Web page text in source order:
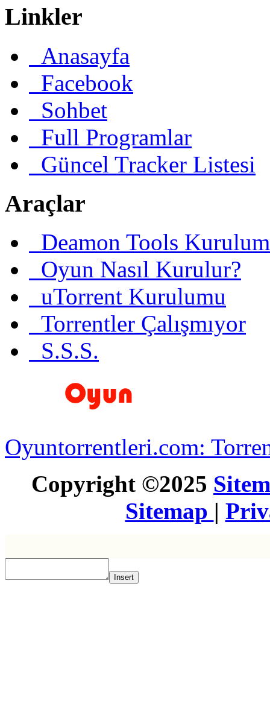
Linkler
Anasayfa
Facebook
Sohbet
Full Programlar
Güncel Tracker Listesi
Araçlar
Deamon Tools
Oyun Nasıl Kurulur?
uTorrent Kurulumu
Torrentler Çalışmıyor
S.S.S.
Oyuntorrentleri.com:
Copyright ©2025
Sitemap |
Insert